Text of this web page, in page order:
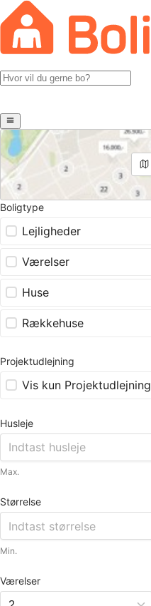
Boligtype
Lejligheder
Værelser
Huse
Rækkehuse
Projektudlejning
Vis kun Projektudlejning
Husleje
Max.
Størrelse
Min.
Værelser